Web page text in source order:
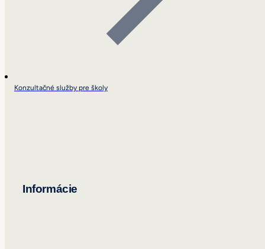
Konzultačné služby pre školy
Informácie